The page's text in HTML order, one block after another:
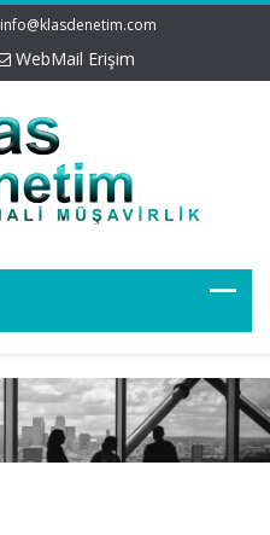
info@klasdenetim.com
WebMail Erişim